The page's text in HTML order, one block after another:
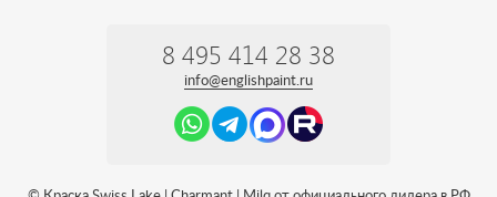
8 495 414 28 38
info@englishpaint.ru